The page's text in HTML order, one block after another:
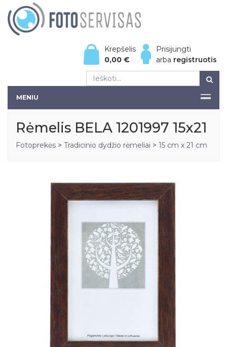
Prisijungti
arba registruotis
Krepšelis
0,00 €
MENIU
Rėmelis BELA 1201997 15x21
Fotoprekės > Tradicinio dydžio rėmeliai > 15 cm x 21 cm